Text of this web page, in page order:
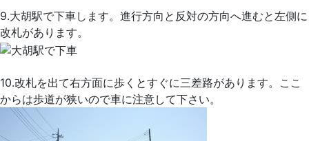
9.大胡駅で下車します。進行方向と反対の方向へ進むと左側に
改札があります。
10.改札を出て右方面に歩くとすぐに三差路があります。ここ
からは歩道が狭いので車に注意して下さい。